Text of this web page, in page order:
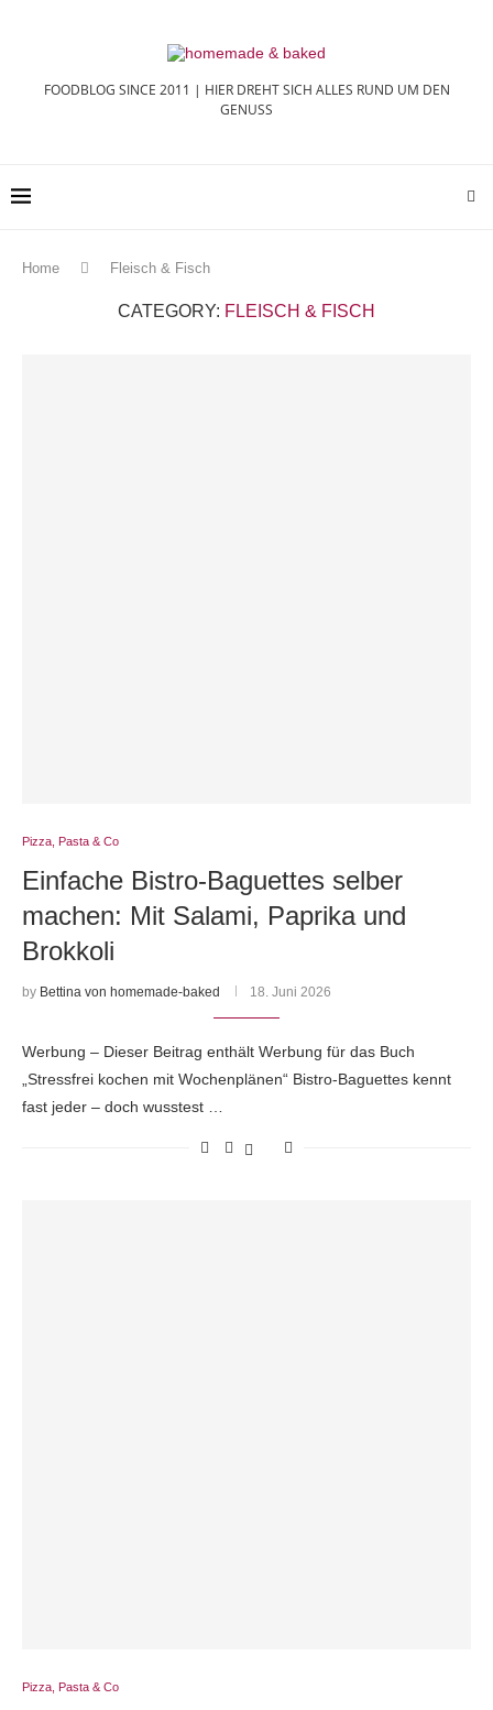
FOODBLOG SINCE 2011 | HIER DREHT SICH ALLES RUND UM DEN
GENUSS
Home Fleisch & Fisch
CATEGORY: FLEISCH & FISCH
Pizza, Pasta & Co
Einfache Bistro-Baguettes selber
machen: Mit Salami, Paprika und
Brokkoli
by Bettina von homemade-baked 18. Juni 2026
Werbung – Dieser Beitrag enthält Werbung für das Buch
„Stressfrei kochen mit Wochenplänen“ Bistro-Baguettes kennt
fast jeder – doch wusstest …
Pizza, Pasta & Co